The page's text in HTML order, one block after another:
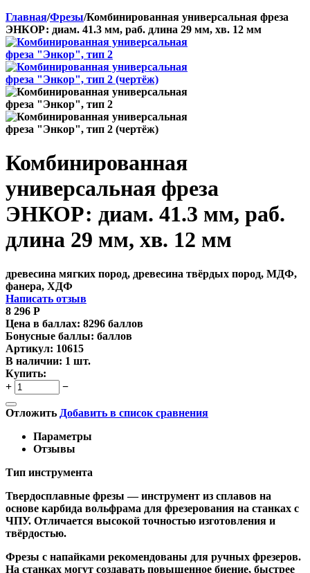
Главная/Фрезы/Комбинированная универсальная фреза
ЭНКОР: диам. 41.3 мм, раб. длина 29 мм, хв. 12 мм
Комбинированная
универсальная фреза
ЭНКОР: диам. 41.3 мм, раб.
длина 29 мм, хв. 12 мм
древесина мягких пород, древесина твёрдых пород, МДФ,
фанера, ХДФ
Написать отзыв
8 296 Р
Цена в баллах: 8296 баллов
Бонусные баллы: баллов
Артикул: 10615
В наличии: 1 шт.
Купить:
+
−
Отложить Добавить в список сравнения
Параметры
Отзывы
Тип инструмента
Твердосплавные фрезы — инструмент из сплавов на
основе карбида вольфрама для фрезерования на станках с
ЧПУ. Отличается высокой точностью изготовления и
твёрдостью.
Фрезы с напайками рекомендованы для ручных фрезеров.
На станках могут создавать повышенное биение, быстрее